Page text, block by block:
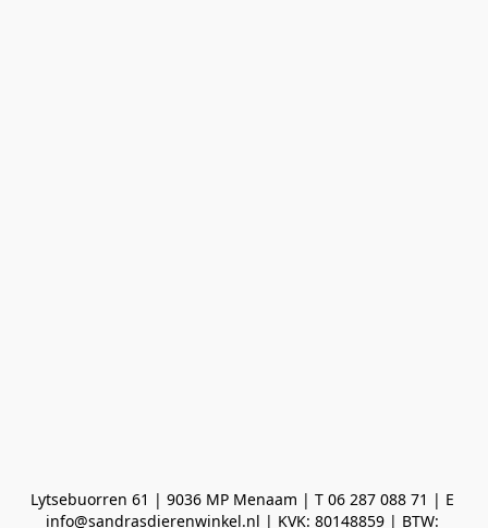
Lytsebuorren 61 | 9036 MP Menaam | T 06 287 088 71 | E
info@sandrasdierenwinkel.nl | KVK: 80148859 | BTW: